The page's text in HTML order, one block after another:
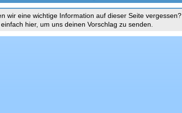
wir eine wichtige Information auf dieser Seite vergessen?
einfach hier, um uns deinen Vorschlag zu senden.